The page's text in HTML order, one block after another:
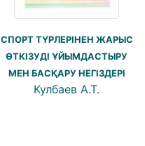
СПОРТ ТҮРЛЕРІНЕН ЖАРЫС
ӨТКІЗУДІ ҰЙЫМДАСТЫРУ
МЕН БАСҚАРУ НЕГІЗДЕРІ
Кулбаев А.Т.